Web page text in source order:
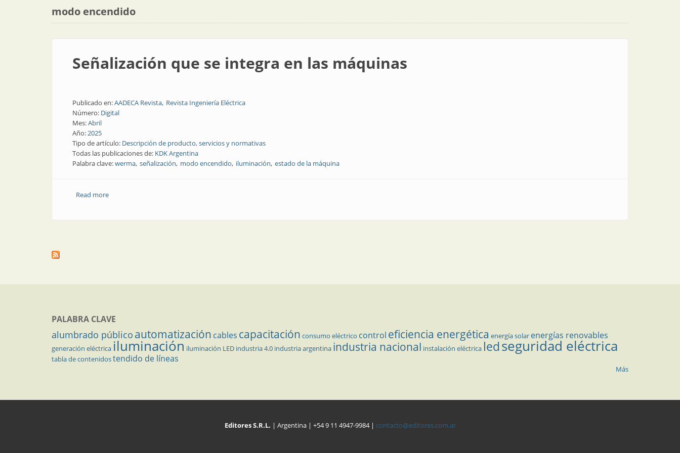
modo encendido
Señalización que se integra en las máquinas
Publicado en:AADECA Revista Revista Ingeniería Eléctrica
Número: Digital
Mes:Abril
Año:2025
Tipo de artículo: Descripción de producto, servicios y normativas
Todas las publicaciones de: KDK Argentina
Palabra clave:werma señalización modo encendido iluminación estado de la máquina
Read moreabout Señalización que se integra en las máquinas
PALABRA CLAVE
alumbrado público automatización cables capacitación consumo eléctrico control eficiencia energética energía solar energías renovables
generación eléctrica iluminación iluminación LED industria 4.0 industria argentina industria nacional instalación eléctrica ledseguridad eléctrica
tabla de contenidostendido de líneas
Más
Editores S.R.L. | Argentina | +54 9 11 4947-9984 | contacto@editores.com.ar